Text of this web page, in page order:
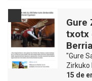
Gure
txotx
"Gure
Zirkuko
15 de